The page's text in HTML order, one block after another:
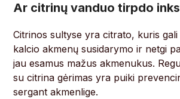
Ar citrinų vanduo tirpdo
Citrinos sultyse yra citrato, kuris gali
kalcio akmenų susidarymo ir netgi
jau esamus mažus akmenukus.
su citrina gėrimas yra puiki
sergant akmenlige.